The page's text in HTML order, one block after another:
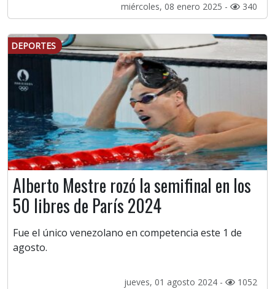
miércoles, 08 enero 2025 - 340
DEPORTES
Alberto Mestre rozó la semifinal en los
50 libres de París 2024
Fue el único venezolano en competencia este 1 de
agosto.
jueves, 01 agosto 2024 - 1052